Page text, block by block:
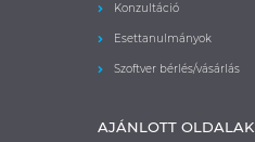
Konzultáció
Esettanulmányok
Szoftver bérlés/vásárlás
AJÁNLOTT OLDALAK